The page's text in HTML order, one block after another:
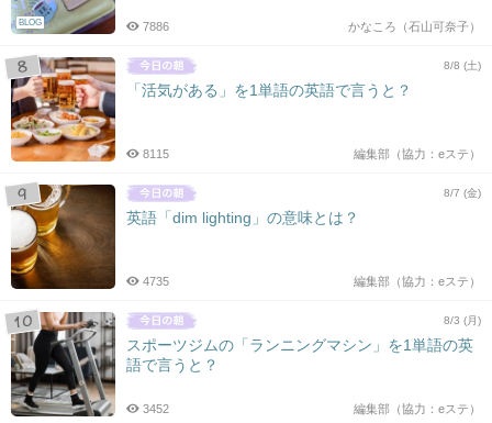
BLOG かなころ（石山可奈子）
7886
8/8 (土)
「活気がある」を1単語の英語で言うと？
編集部（協力：eステ）
8115
8/7 (金)
英語「dim lighting」の意味とは？
編集部（協力：eステ）
4735
8/3 (月)
スポーツジムの「ランニングマシン」を1単語の英
語で言うと？
編集部（協力：eステ）
3452